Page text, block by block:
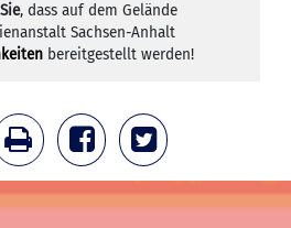
, dass auf dem Gelände
Sachsen-Anhalt
bereitgestellt werden!